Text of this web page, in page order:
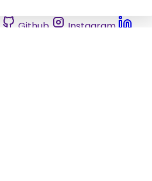
Github
Instagram